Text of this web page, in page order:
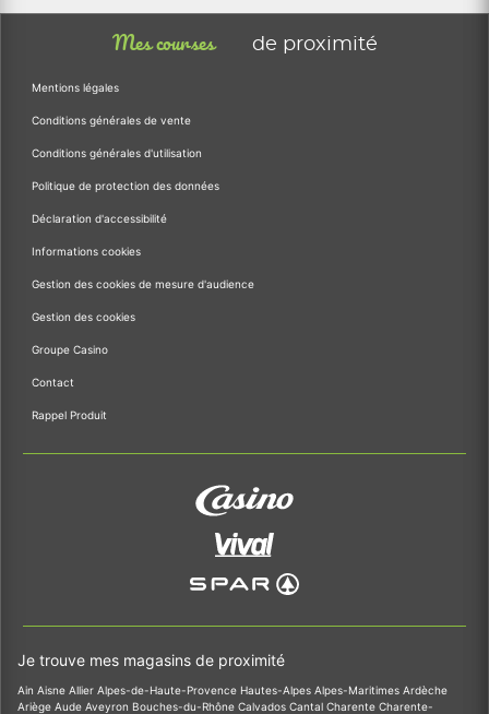
Mes courses de proximité
Mentions légales
Conditions générales de vente
Conditions générales d'utilisation
Politique de protection des données
Déclaration d'accessibilité
Informations cookies
Gestion des cookies de mesure d'audience
Gestion des cookies
Groupe Casino
Contact
Rappel Produit
Je trouve mes magasins de proximité
Ain Aisne Allier Alpes-de-Haute-Provence Hautes-Alpes Alpes-Maritimes Ardèche
Ariège Aude Aveyron Bouches-du-Rhône Calvados Cantal Charente Charente-